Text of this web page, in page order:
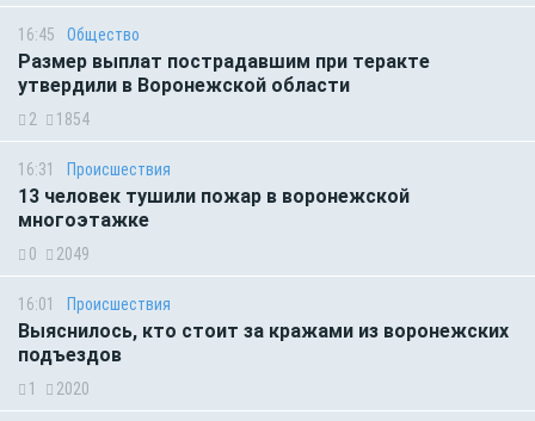
16:45 Общество
Размер выплат пострадавшим при теракте
утвердили в Воронежской области
2 1854
16:31 Происшествия
13 человек тушили пожар в воронежской
многоэтажке
0 2049
16:01 Происшествия
Выяснилось, кто стоит за кражами из воронежских
подъездов
1 2020